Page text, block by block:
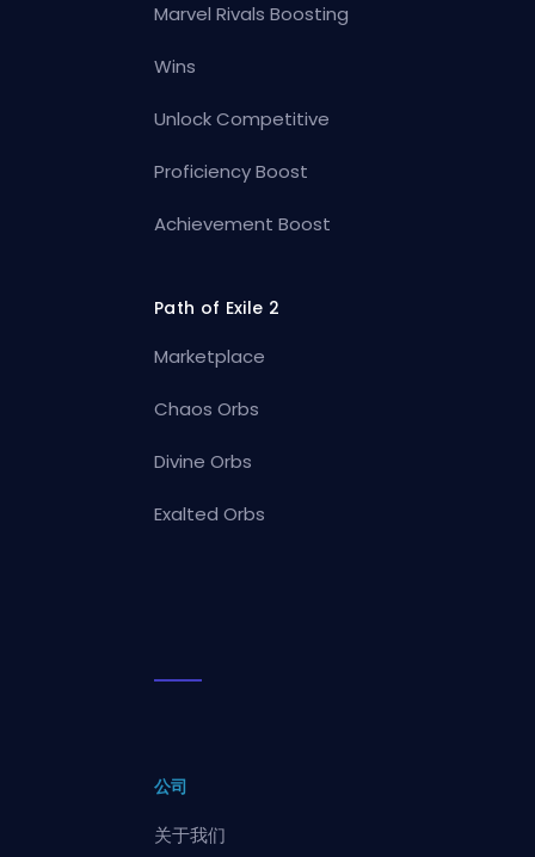
Marvel Rivals Boosting
Wins
Unlock Competitive
Proficiency Boost
Achievement Boost
Path of Exile 2
Marketplace
Chaos Orbs
Divine Orbs
Exalted Orbs
公司
关于我们